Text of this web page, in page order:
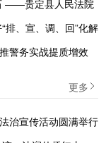
——贵定县人民法院
排、宣、调、回”化解
警务实战提质增效
更多
治宣传活动圆满举行